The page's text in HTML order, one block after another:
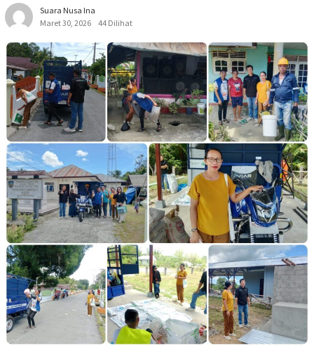
Suara Nusa Ina
Maret 30, 2026
44 Dilihat